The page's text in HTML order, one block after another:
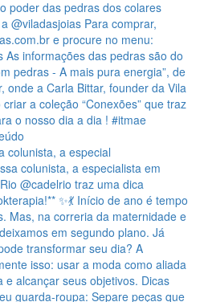
colunista, a especial